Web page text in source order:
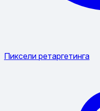
Пиксели ретаргетинга